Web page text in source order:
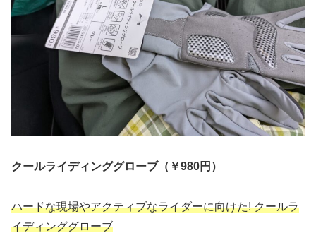
クールライディンググローブ（￥980円）
ハードな現場やアクティブなライダーに向けた! クールラ
イディンググローブ